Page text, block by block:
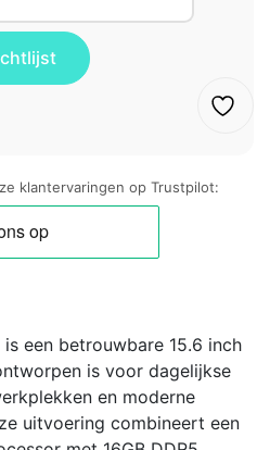
klantervaringen op Trustpilot:
een betrouwbare 15.6 inch
is voor dagelijkse
en moderne
uitvoering combineert een